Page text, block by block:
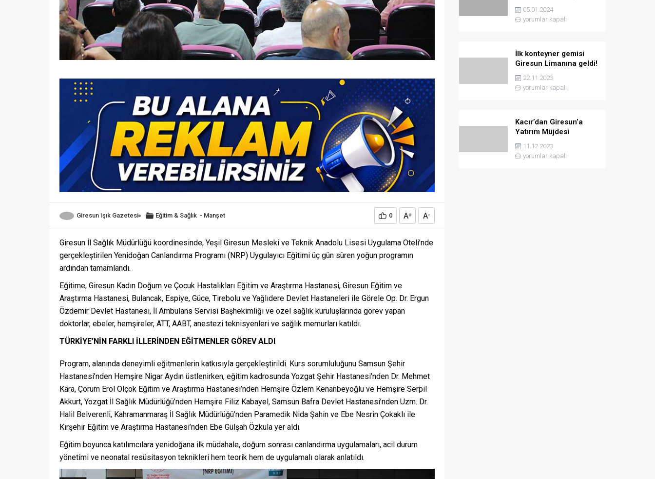
Giresun Işık Gazetesi Eğitim & Sağlık - Manşet 0 A+ A-
Giresun İl Sağlık Müdürlüğü koordinesinde, Yeşil Giresun Mesleki ve Teknik Anadolu Lisesi Uygulama Oteli’nde
gerçekleştirilen Yenidoğan Canlandırma Programı (NRP) Uygulayıcı Eğitimi üç gün süren yoğun programın
ardından tamamlandı.
Eğitime, Giresun Kadın Doğum ve Çocuk Hastalıkları Eğitim ve Araştırma Hastanesi, Giresun Eğitim ve
Araştırma Hastanesi, Bulancak, Espiye, Güce, Tirebolu ve Yağlıdere Devlet Hastaneleri ile Görele Op. Dr. Ergun
Özdemir Devlet Hastanesi, İl Ambulans Servisi Başhekimliği ve özel sağlık kuruluşlarında görev yapan
doktorlar, ebeler, hemşireler, ATT, AABT, anestezi teknisyenleri ve sağlık memurları katıldı.
TÜRKİYE’NİN FARKLI İLLERİNDEN EĞİTMENLER GÖREV ALDI
Program, alanında deneyimli eğitmenlerin katkısıyla gerçekleştirildi. Kurs sorumluluğunu Samsun Şehir
Hastanesi’nden Hemşire Nigar Aydın üstlenirken, eğitim kadrosunda Yozgat Şehir Hastanesi’nden Dr. Mehmet
Kara, Çorum Erol Olçok Eğitim ve Araştırma Hastanesi’nden Hemşire Özlem Kenanbeyoğlu ve Hemşire Serpil
Akkurt, Yozgat İl Sağlık Müdürlüğü’nden Hemşire Filiz Kabayel, Samsun Bafra Devlet Hastanesi’nden Uzm. Dr.
Halil Belverenli, Kahramanmaraş İl Sağlık Müdürlüğü’nden Paramedik Nida Şahin ve Ebe Nesrin Çokaklı ile
Kırşehir Eğitim ve Araştırma Hastanesi’nden Ebe Gülşah Özkula yer aldı.
Eğitim boyunca katılımcılara yenidoğana ilk müdahale, doğum sonrası canlandırma uygulamaları, acil durum
yönetimi ve neonatal resüsitasyon teknikleri hem teorik hem de uygulamalı olarak anlatıldı.
sebebi olarak ilân
etmişti
05.01.2024
yorumlar kapalı
İlk konteyner gemisi
Giresun Limanına geldi!
22.11.2023
yorumlar kapalı
Kacır’dan Giresun’a
Yatırım Müjdesi
11.12.2023
yorumlar kapalı